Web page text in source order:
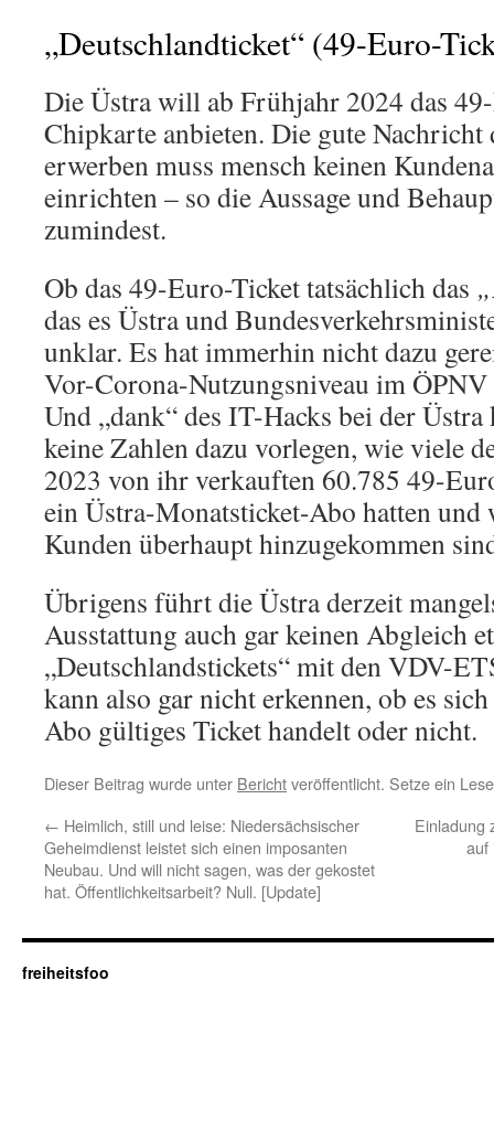
„Deutschlandticket“ (49-Euro-
Die Üstra will ab Frühjahr 2024 das
Chipkarte anbieten. Die gute Nachricht
erwerben muss mensch keinen
einrichten – so die Aussage und
zumindest.
Ob das 49-Euro-Ticket tatsächlich das
das es Üstra und
unklar. Es hat immerhin nicht dazu
Vor-Corona-Nutzungsniveau im
Und „dank“ des IT-Hacks bei der Üstra
keine Zahlen dazu vorlegen, wie viele
2023 von ihr verkauften 60.785 49-
ein Üstra-Monatsticket-Abo hatten und
Kunden überhaupt hinzugekommen
Übrigens führt die Üstra derzeit
Ausstattung auch gar keinen Abgleich
„Deutschlandstickets“ mit den VDV-
kann also gar nicht erkennen, ob es
Abo gültiges Ticket handelt oder nicht.
Dieser Beitrag wurde unter Berichtveröffentlicht. Setze ein
← Heimlich, still und leise: Niedersächsischer
Geheimdienst leistet sich einen imposanten
Neubau. Und will nicht sagen, was der gekostet
hat. Öffentlichkeitsarbeit? Null. [Update]
Einladung
auf
freiheitsfoo